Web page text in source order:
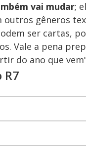
vai mudar;
outros gêneros
ser cartas,
Vale a pena
do ano que
R7